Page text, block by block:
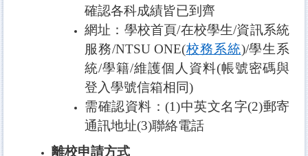
確認各科成績皆已到齊
網址：學校首頁/在校學生/資訊系統
服務/NTSU ONE(校務系統)/學生系
統/學籍/維護個人資料(帳號密碼與
登入學號信箱相同)
需確認資料：(1)中英文名字(2)郵寄
通訊地址(3)聯絡電話
離校申請方式